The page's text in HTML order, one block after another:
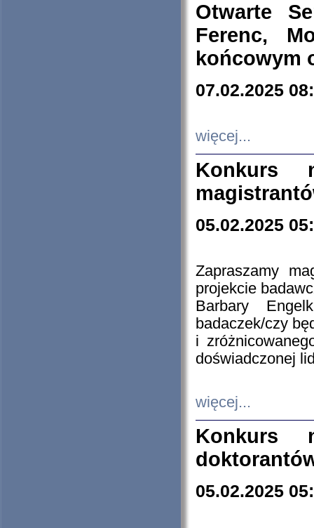
Otwarte
Ferenc,
końcowym
07.02.2025
więcej...
Konkurs
05.02.2025
Zapraszamy
projekcie
Barbary
badaczek/czy
i
doświadczonej
więcej...
Konkurs
05.02.2025